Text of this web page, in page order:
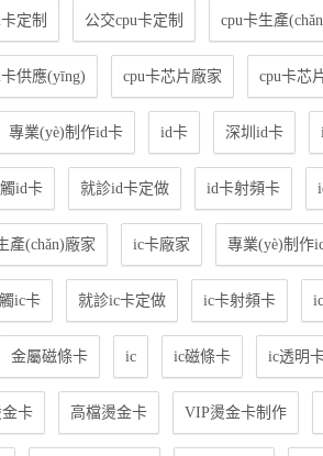
定制 公交cpu卡定制 cpu卡生產
卡供應(yīng) cpu卡芯片廠家 cpu卡芯
專業(yè)制作id卡 id卡 深圳id卡
id卡 就診id卡定做 id卡射頻卡
產(chǎn)廠家 ic卡廠家 專業(yè)制作
ic卡 就診ic卡定做 ic卡射頻卡
金屬磁條卡 ic ic磁條卡 ic透明
金卡 高檔燙金卡 VIP燙金卡制作